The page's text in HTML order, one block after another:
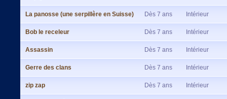
La panosse (une serpillère en Suisse) Dès 7 ans Intérieur
Bob le receleur Dès 7 ans Intérieur
Assassin Dès 7 ans Intérieur
Gerre des clans Dès 7 ans Intérieur
zip zap Dès 7 ans Intérieur